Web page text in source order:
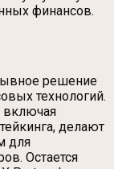
финансов.
решение
технологий.
включая
делают
для
Остается